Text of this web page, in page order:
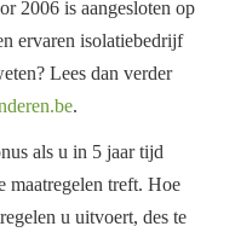
2006 is aangesloten op
ervaren isolatiebedrijf
Lees dan verder
.
als u in 5 jaar tijd
maatregelen treft. Hoe
u uitvoert, des te